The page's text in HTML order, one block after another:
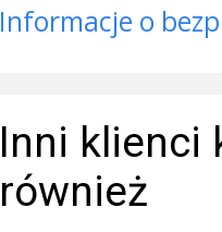
Informacje o
Inni klienci
również